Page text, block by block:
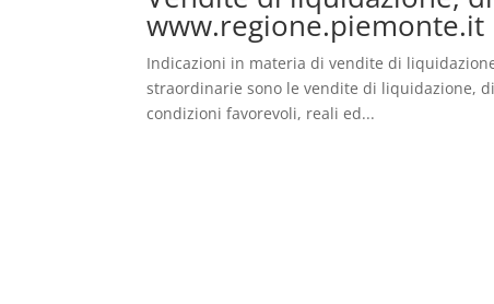
www.regione.piemonte.it
Indicazioni in materia di vendite di
straordinarie sono le vendite di liquidazione,
condizioni favorevoli, reali ed...